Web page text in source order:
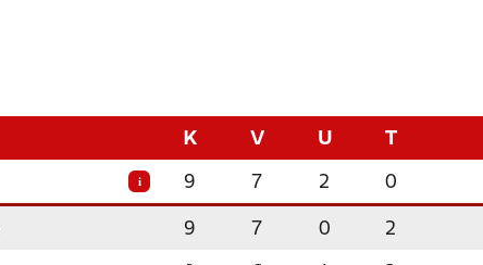
K V U T
i 9 7 2 0
9 7 0 2